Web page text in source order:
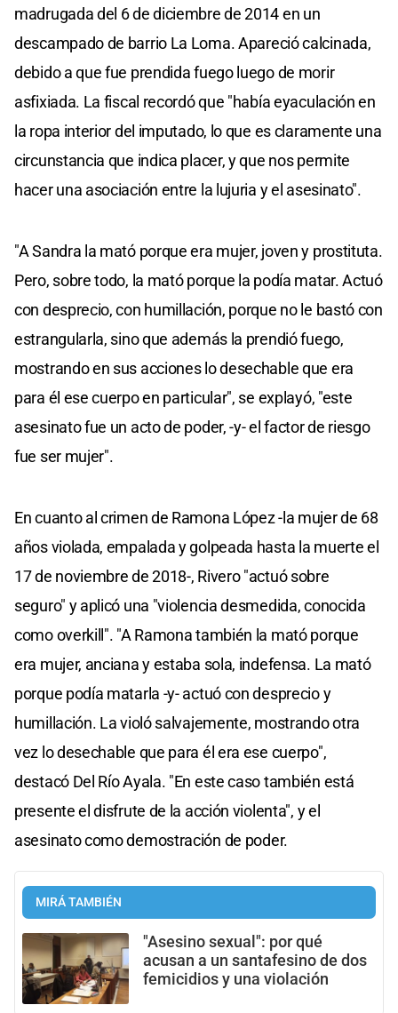
madrugada del 6 de diciembre de 2014 en un
descampado de barrio La Loma. Apareció calcinada,
debido a que fue prendida fuego luego de morir
asfixiada. La fiscal recordó que "había eyaculación en
la ropa interior del imputado, lo que es claramente una
circunstancia que indica placer, y que nos permite
hacer una asociación entre la lujuria y el asesinato".
"A Sandra la mató porque era mujer, joven y prostituta.
Pero, sobre todo, la mató porque la podía matar. Actuó
con desprecio, con humillación, porque no le bastó con
estrangularla, sino que además la prendió fuego,
mostrando en sus acciones lo desechable que era
para él ese cuerpo en particular", se explayó, "este
asesinato fue un acto de poder, -y- el factor de riesgo
fue ser mujer".
En cuanto al crimen de Ramona López -la mujer de 68
años violada, empalada y golpeada hasta la muerte el
17 de noviembre de 2018-, Rivero "actuó sobre
seguro" y aplicó una "violencia desmedida, conocida
como overkill". "A Ramona también la mató porque
era mujer, anciana y estaba sola, indefensa. La mató
porque podía matarla -y- actuó con desprecio y
humillación. La violó salvajemente, mostrando otra
vez lo desechable que para él era ese cuerpo",
destacó Del Río Ayala. "En este caso también está
presente el disfrute de la acción violenta", y el
asesinato como demostración de poder.
MIRÁ TAMBIÉN
"Asesino sexual": por qué
acusan a un santafesino de dos
femicidios y una violación